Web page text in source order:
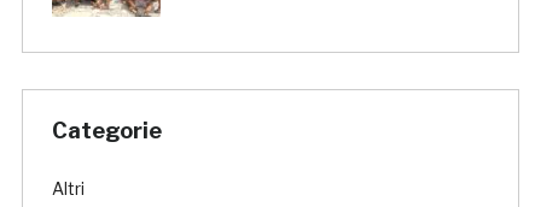
Categorie
Altri